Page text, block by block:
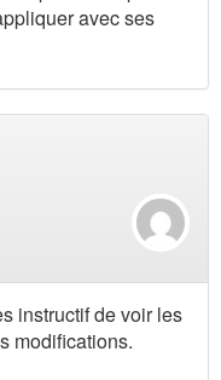
avec ses
instructif de voir les
modifications.